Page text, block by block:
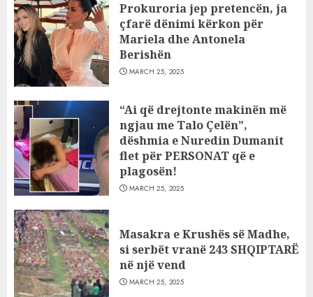
Prokuroria jep pretencën, ja
çfarë dënimi kërkon për
Mariela dhe Antonela
Berishën
MARCH 25, 2025
“Ai që drejtonte makinën më
ngjau me Talo Çelën”,
dëshmia e Nuredin Dumanit
flet për PERSONAT që e
plagosën!
MARCH 25, 2025
Masakra e Krushës së Madhe,
si serbët vranë 243 SHQIPTARË
në një vend
MARCH 25, 2025